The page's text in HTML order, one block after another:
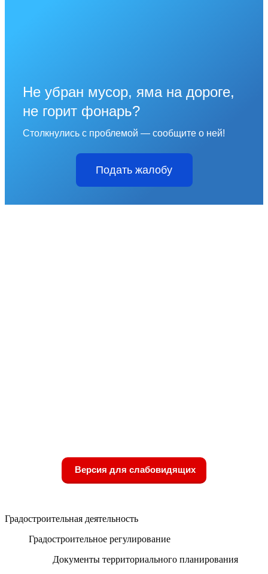
Не убран мусор, яма на дороге,
не горит фонарь?
Столкнулись с проблемой — сообщите о ней!
Подать жалобу
Версия для слабовидящих
Градостроительная деятельность
Градостроительное регулирование
Документы территориального планирования